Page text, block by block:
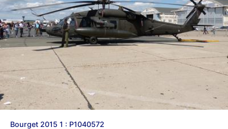
Bourget 2015 1 : P1040572